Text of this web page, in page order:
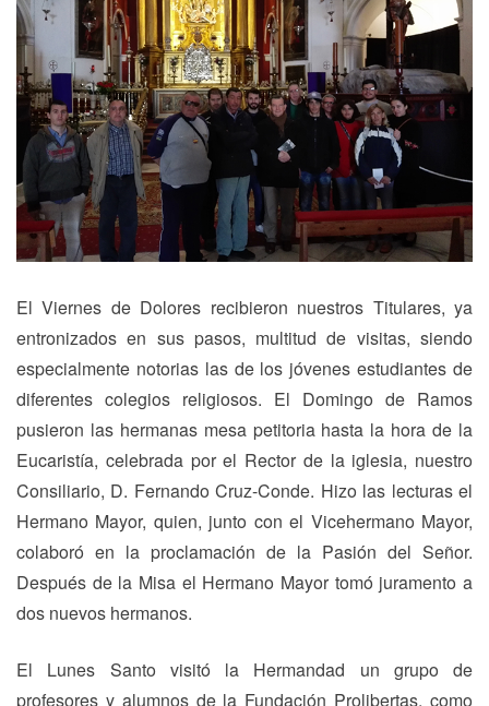
El Viernes de Dolores recibieron nuestros Titulares, ya
entronizados en sus pasos, multitud de visitas, siendo
especialmente notorias las de los jóvenes estudiantes de
diferentes colegios religiosos. El Domingo de Ramos
pusieron las hermanas mesa petitoria hasta la hora de la
Eucaristía, celebrada por el Rector de la iglesia, nuestro
Consiliario, D. Fernando Cruz-Conde. Hizo las lecturas el
Hermano Mayor, quien, junto con el Vicehermano Mayor,
colaboró en la proclamación de la Pasión del Señor.
Después de la Misa el Hermano Mayor tomó juramento a
dos nuevos hermanos.
El Lunes Santo visitó la Hermandad un grupo de
profesores y alumnos de la Fundación Prolibertas, como